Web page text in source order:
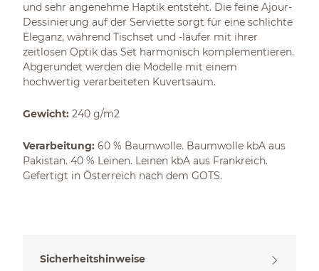
und sehr angenehme Haptik entsteht. Die feine Ajour-
Dessinierung auf der Serviette sorgt für eine schlichte
Eleganz, während Tischset und -läufer mit ihrer
zeitlosen Optik das Set harmonisch komplementieren.
Abgerundet werden die Modelle mit einem
hochwertig verarbeiteten Kuvertsaum.
Gewicht: 240 g/m2
Verarbeitung: 60 % Baumwolle. Baumwolle kbA aus
Pakistan. 40 % Leinen. Leinen kbA aus Frankreich.
Gefertigt in Österreich nach dem GOTS.
Sicherheitshinweise